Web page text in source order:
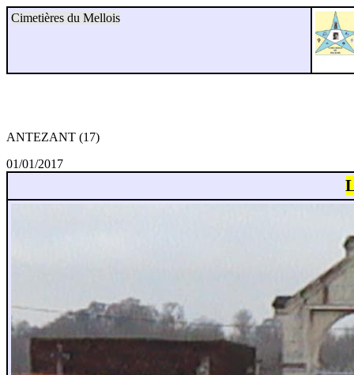
Cimetières du Mellois
ANTEZANT (17)
01/01/2017